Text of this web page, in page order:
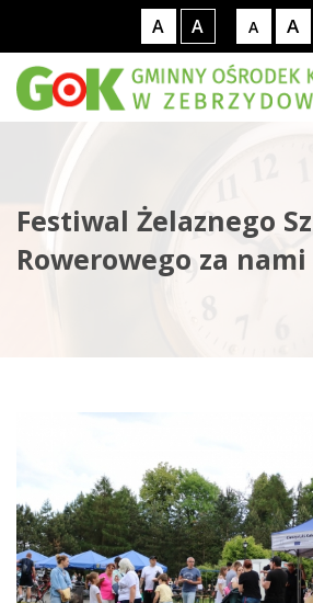
A A A A
Festiwal Żelaznego
Rowerowego za nami